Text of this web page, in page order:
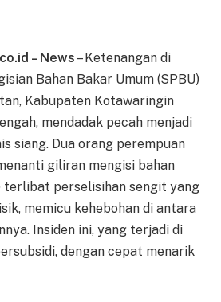
– News – Ketenangan di
Bahan Bakar Umum (SPBU)
Kabupaten Kotawaringin
mendadak pecah menjadi
siang. Dua orang perempuan
giliran mengisi bahan
terlibat perselisihan sengit yang
memicu kehebohan di antara
Insiden ini, yang terjadi di
dengan cepat menarik